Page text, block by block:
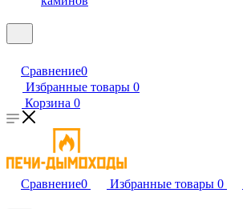
Сравнение0
Избранные товары 0
Корзина 0
Сравнение0 Избранные товары 0